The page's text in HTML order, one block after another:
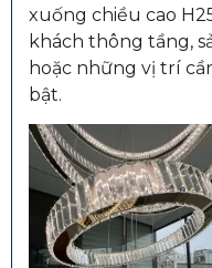
xuống chiều cao
khách thông tầng,
hoặc những vị trí
bật.